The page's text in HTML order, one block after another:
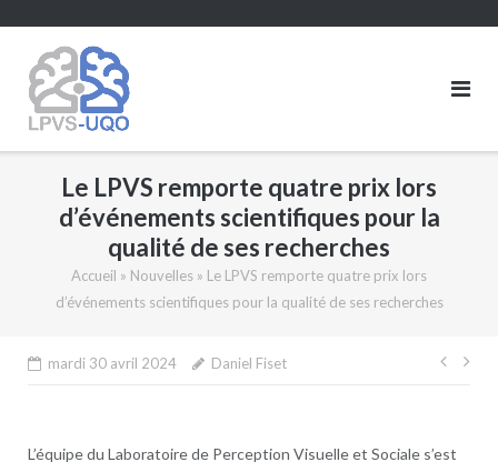
content
Le LPVS remporte quatre prix lors
d’événements scientifiques pour la
qualité de ses recherches
Accueil » Nouvelles » Le LPVS remporte quatre prix lors
d’événements scientifiques pour la qualité de ses recherches
mardi 30 avril 2024 Daniel Fiset
L’équipe du Laboratoire de Perception Visuelle et Sociale s’est